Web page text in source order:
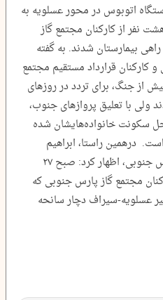
اتوبوس در محور عسلویه به
نفر از کارکنان مجتمع گاز
جان باخته و ۱۵ نفر راهی بیمارستان شدند. به گفته
و کارکنان قرارداد مستقیم مجتمع
از جنگ، برای تردد در روزهای
ولی با تعلیق پروازهای جنوب،
سکونت خانواده‌هایشان شده
درهمین راستا، ابراهیم
عباسی، سخنگوی مجتمع گاز پارس جنوبی، اظهار کرد: صبح ۲۷
مجتمع گاز پارس جنوبی که
عسلویه-سیراف دچار سانحه